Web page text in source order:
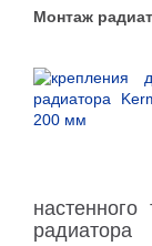
Монтаж
радиатора